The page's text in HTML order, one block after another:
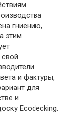
гниению,
этим
и фактуры,
для
и
Ecodecking.